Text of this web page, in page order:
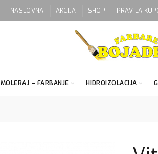
NASLOVNA AKCIJA SHOP PRAVILA
MOLERAJ – FARBANJE HIDROIZOLACIJA